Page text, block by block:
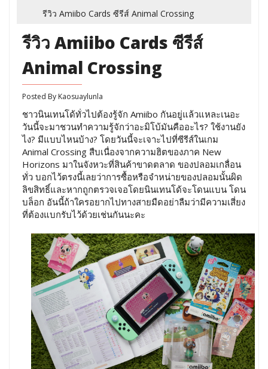
รีวิว Amiibo Cards ซีรีส์ Animal Crossing
รีวิว Amiibo Cards ซีรีส์
Animal Crossing
Posted By Kaosuaylunla
ชาวนินเทนโด้ทั่วไปต้องรู้จัก Amiibo กันอยู่แล้วแหละเนอะ
วันนี้จะมาชวนทำความรู้จักว่าอะมิโบ้มันคืออะไร? ใช้งานยัง
ไง? มีแบบไหนบ้าง? โดยวันนี้จะเจาะไปที่ซีรีส์ในเกม
Animal Crossing สืบเนื่องจากความฮิตของภาค New
Horizons มาในจังหวะที่สินค้าขาดตลาด ของปลอมเกลื่อน
ทั่ว บอกไว้ตรงนี้เลยว่าการซื้อหรือจำหน่ายของปลอมนั้นผิด
ลิขสิทธิ์และหากถูกตรวจเจอโดยนินเทนโด้จะโดนแบน โดน
บล็อก อันนี้ถ้าใครอยากไปทางสายมืดอย่าลืมว่ามีความเสี่ยง
ที่ต้องแบกรับไว้ด้วยเช่นกันนะคะ